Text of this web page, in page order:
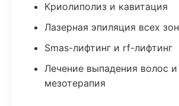
Криолиполиз и кавитация
Лазерная эпиляция всех зон
Smas-лифтинг и rf-лифтинг
Лечение выпадения волос и
мезотерапия